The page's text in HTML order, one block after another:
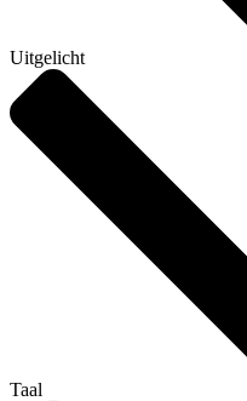
Uitgelicht
Taal